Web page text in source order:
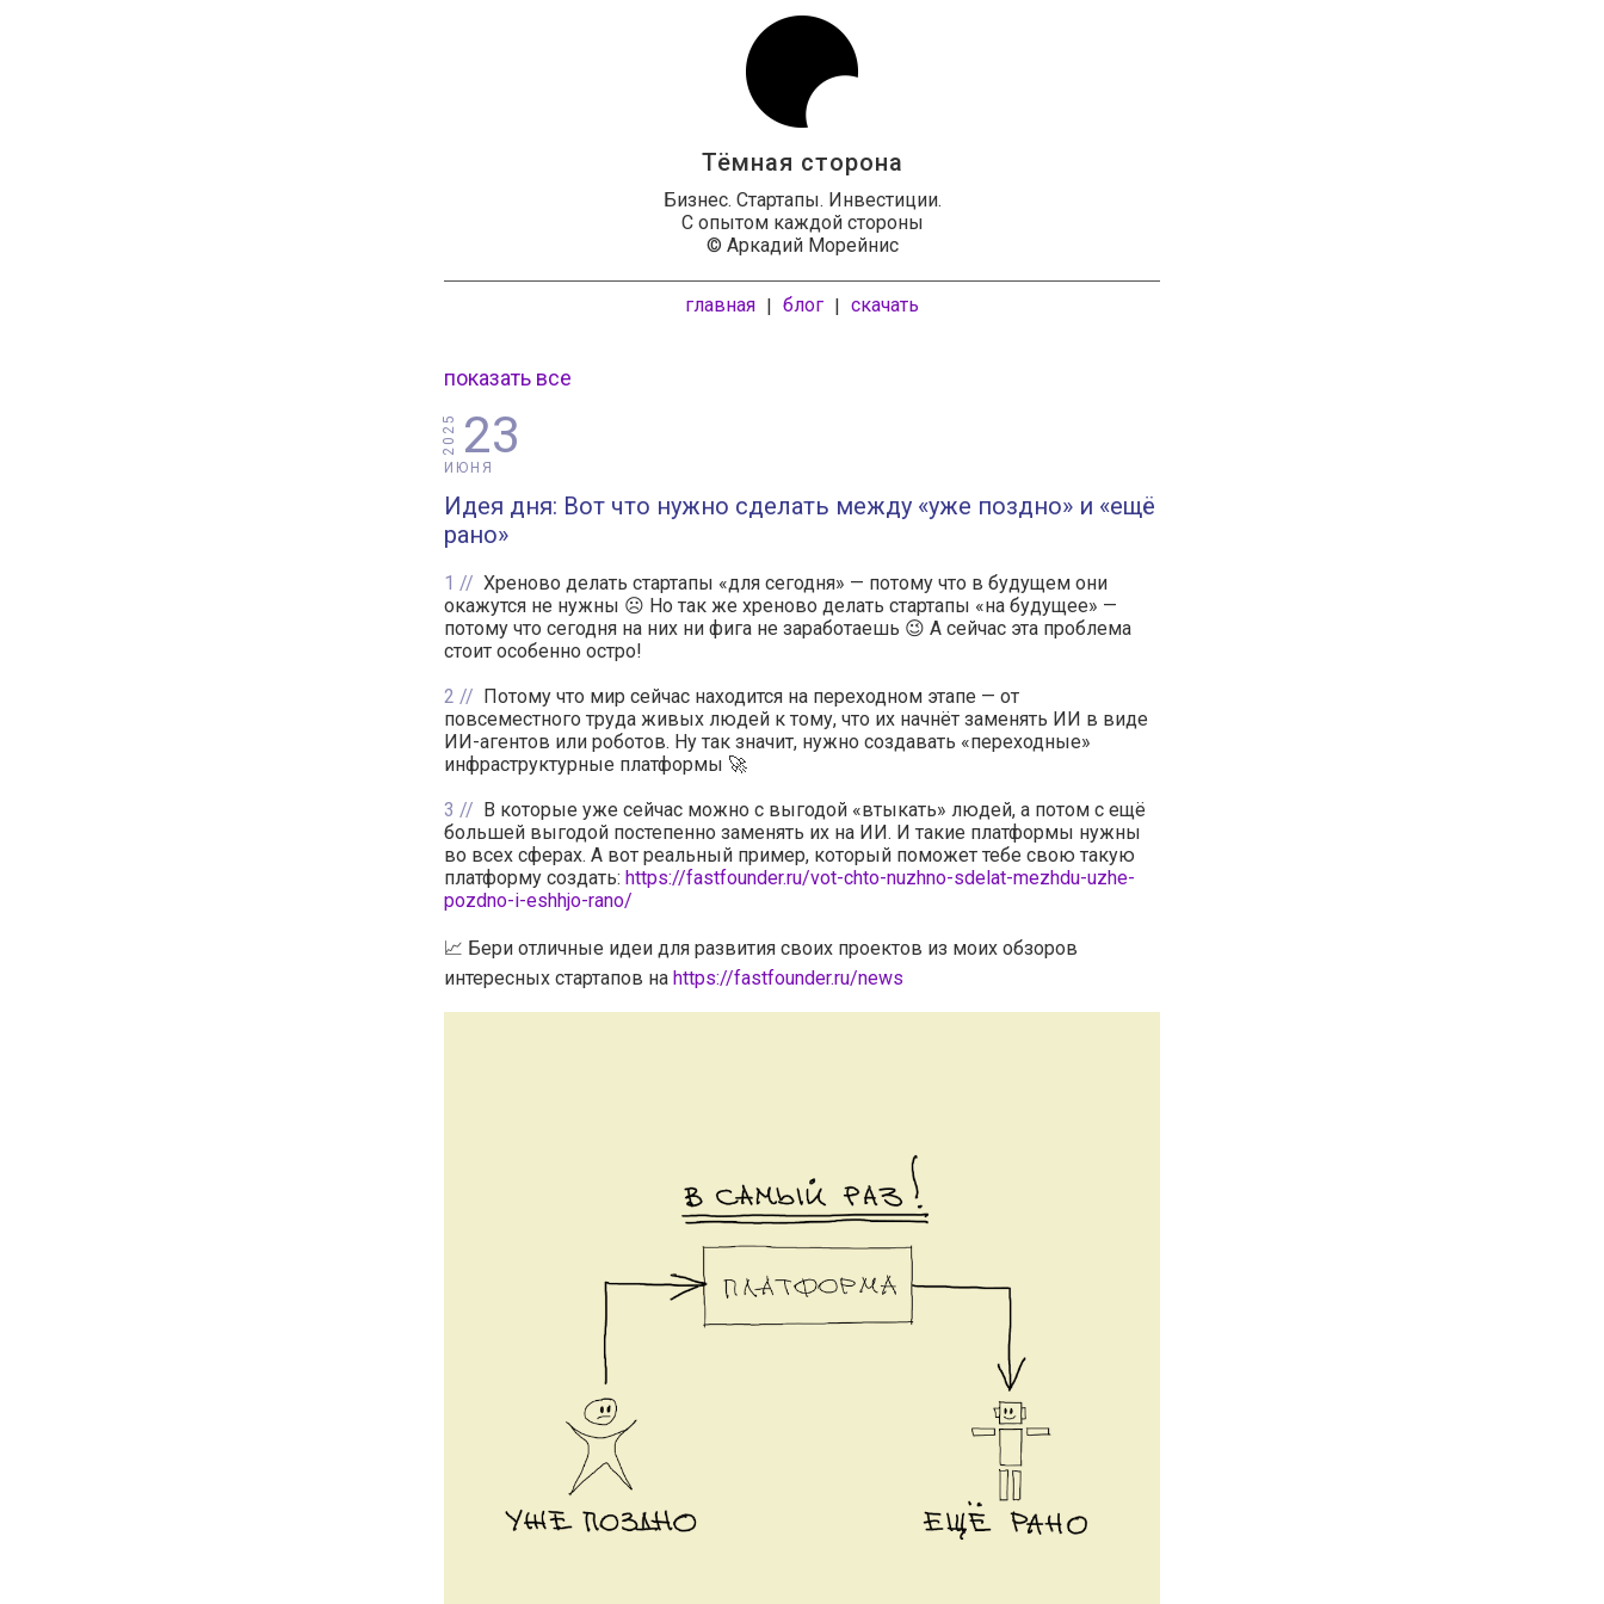
Тёмная сторона
Бизнес. Стартапы. Инвестиции.
С опытом каждой стороны
© Аркадий Морейнис
главная | блог | скачать
показать все
23
ИЮНЯ
2025
Идея дня: Вот что нужно сделать между «уже поздно» и «ещё
рано»
1
Хреново делать стартапы «для сегодня» — потому что в будущем они
окажутся не нужны ☹️ Но так же хреново делать стартапы «на будущее» —
потому что сегодня на них ни фига не заработаешь 😉 А сейчас эта проблема
стоит особенно остро!
2
Потому что мир сейчас находится на переходном этапе — от
повсеместного труда живых людей к тому, что их начнёт заменять ИИ в виде
ИИ-агентов или роботов. Ну так значит, нужно создавать «переходные»
инфраструктурные платформы 🚀
3
В которые уже сейчас можно с выгодой «втыкать» людей, а потом с ещё
большей выгодой постепенно заменять их на ИИ. И такие платформы нужны
во всех сферах. А вот реальный пример, который поможет тебе свою такую
платформу создать: https://fastfounder.ru/vot-chto-nuzhno-sdelat-mezhdu-uzhe-
pozdno-i-eshhjo-rano/
📈 Бери отличные идеи для развития своих проектов из моих обзоров
интересных стартапов на https://fastfounder.ru/news